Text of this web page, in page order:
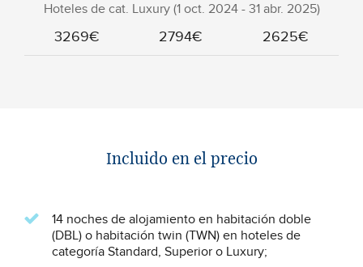
Hoteles de cat. Luxury (1 oct. 2024 - 31 abr. 2025)
3269€ 2794€ 2625€
Incluido en el precio
14 noches de alojamiento en habitación doble
(DBL) o habitación twin (TWN) en hoteles de
categoría Standard, Superior o Luxury;